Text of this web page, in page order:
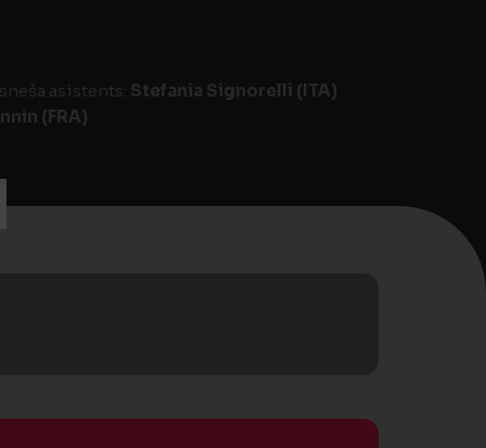
asistents: Stefania Signorelli (ITA)
(FRA)